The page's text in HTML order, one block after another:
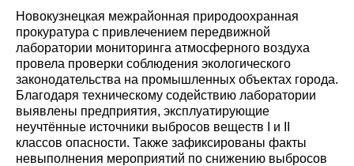
Новокузнецкая межрайонная природоохранная
прокуратура с привлечением передвижной
лаборатории мониторинга атмосферного воздуха
провела проверки соблюдения экологического
законодательства на промышленных объектах города.
Благодаря техническому содействию лаборатории
выявлены предприятия, эксплуатирующие
неучтённые источники выбросов веществ I и II
классов опасности. Также зафиксированы факты
невыполнения мероприятий по снижению выбросов